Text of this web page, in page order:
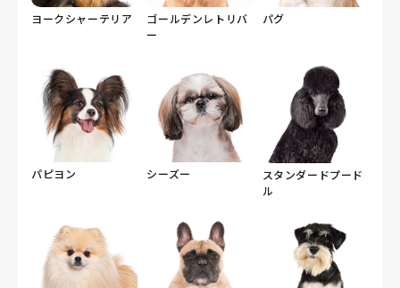
ヨークシャーテリア
ゴールデンレトリバ
ー
パグ
パピヨン シーズー
スタンダードプード
ル